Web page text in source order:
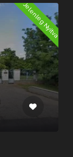
Jelenleg Nyitva